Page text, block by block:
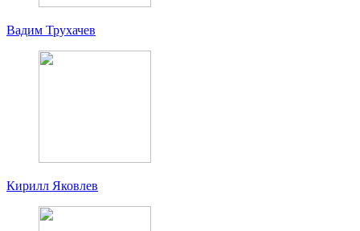
Вадим Трухачев
Кирилл Яковлев